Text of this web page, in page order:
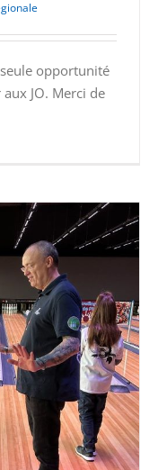
opportunité
JO. Merci de